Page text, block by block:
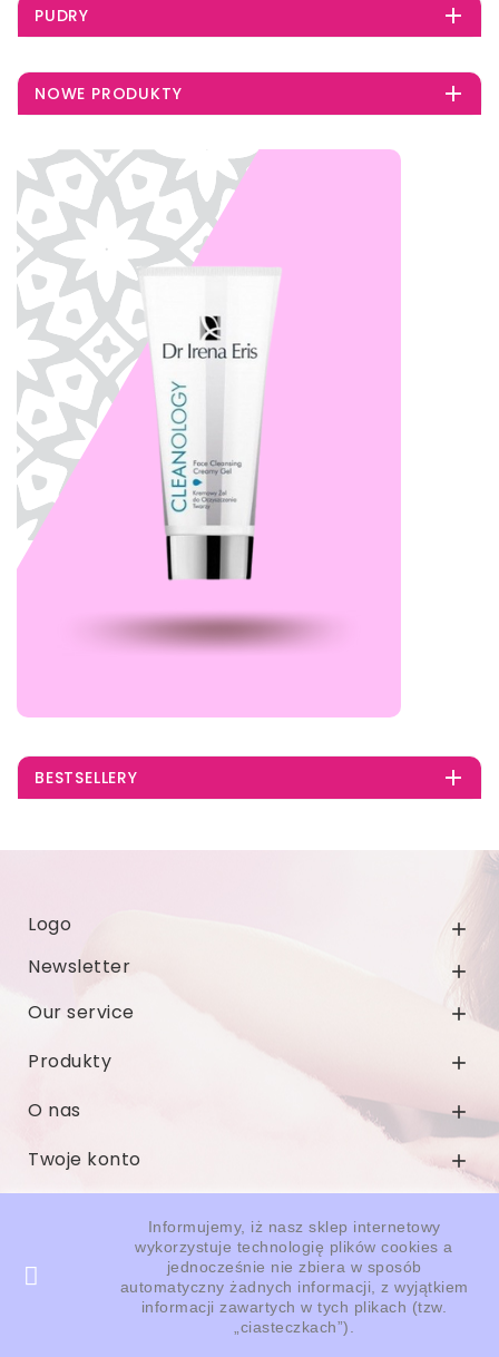
PUDRY 
NOWE PRODUKTY 
BESTSELLERY 
Logo 
Newsletter 
Our service 
Produkty 
O nas 
Twoje konto 
Informujemy, iż nasz sklep internetowy
wykorzystuje technologię plików cookies a
jednocześnie nie zbiera w sposób
automatyczny żadnych informacji, z wyjątkiem
informacji zawartych w tych plikach (tzw.
„ciasteczkach”).
© 2026 - Oprogramowanie e-sklepu od PrestaShop™